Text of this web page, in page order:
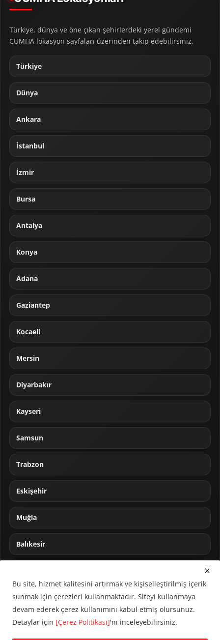
Türkiye, dünya ve öne çıkan şehirlerdeki yerel gündemi
CUMHA lokasyon sayfaları üzerinden takip edebilirsiniz.
Türkiye
Dünya
Ankara
İstanbul
İzmir
Bursa
Antalya
Konya
Adana
Gaziantep
Kocaeli
Mersin
Diyarbakır
Kayseri
Samsun
Trabzon
Eskişehir
Muğla
Balıkesir
Bu site, hizmet kalitesini artırmak ve kişiselleştirilmiş içerik
sunmak için çerezleri kullanmaktadır. Siteyi kullanmaya
devam ederek çerez kullanımını kabul etmiş olursunuz.
Detaylar için [Çerez Politikası]'nı inceleyebilirsiniz.